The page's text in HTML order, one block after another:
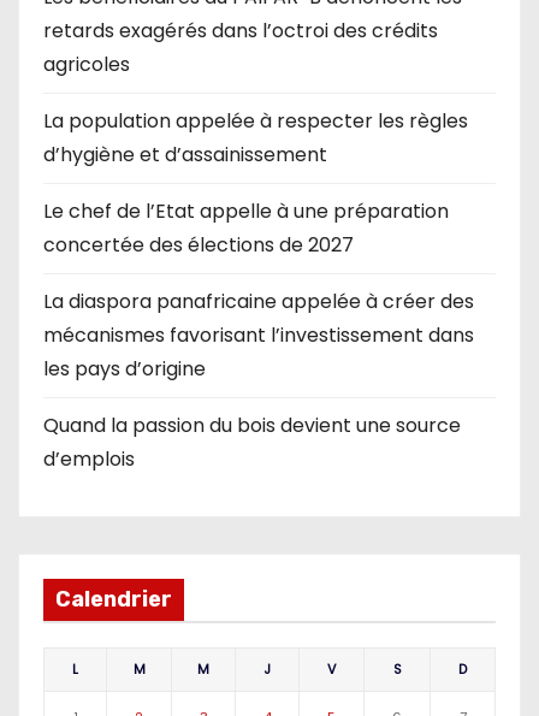
retards exagérés dans l’octroi des crédits
agricoles
La population appelée à respecter les règles
d’hygiène et d’assainissement
Le chef de l’Etat appelle à une préparation
concertée des élections de 2027
La diaspora panafricaine appelée à créer des
mécanismes favorisant l’investissement dans
les pays d’origine
Quand la passion du bois devient une source
d’emplois
Calendrier
L M M J V S D